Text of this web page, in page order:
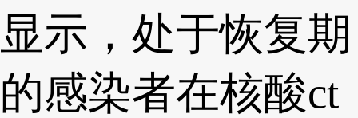
显示，处于恢复期
的感染者在核酸ct